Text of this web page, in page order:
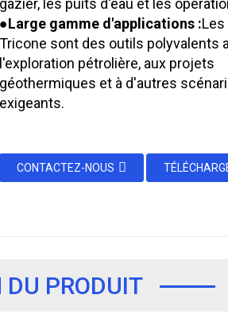
gazier, les puits d'eau et les
●Large gamme d'applications :
Tricone sont des outils polyvalents
l'exploration pétrolière, aux projets
géothermiques et à d'autres
exigeants.
CONTACTEZ-NOUS
DU PRODUIT